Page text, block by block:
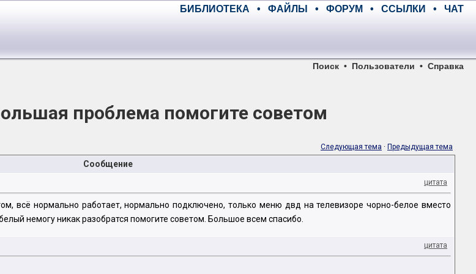
БИБЛИОТЕКА • ФАЙЛЫ • ФОРУМ • ССЫЛКИ • ЧАТ
Поиск • Пользователи • Справка
проблема помогите советом
Следующая тема · Предыдущая тема
Сообщение
цитата
всё нормально работает, нормально подключено, только меню двд на телевизоре чорно-белое вместо
немогу никак разобратся помогите советом. Большое всем спасибо.
цитата